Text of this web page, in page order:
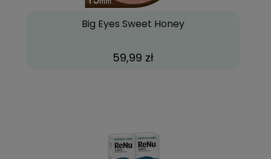
Big Eyes Sweet Honey
59,99 zł